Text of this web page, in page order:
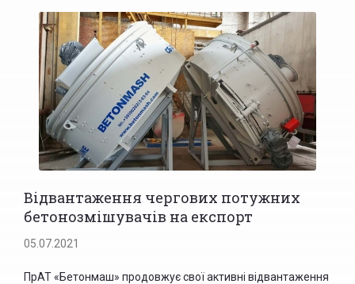
Відвантаження чергових потужних
бетонозмішувачів на експорт
05.07.2021
ПрАТ «Бетонмаш» продовжує свої активні відвантаження